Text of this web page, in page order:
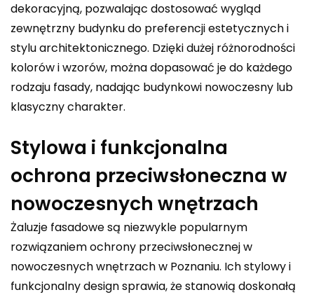
dekoracyjną, pozwalając dostosować wygląd
zewnętrzny budynku do preferencji estetycznych i
stylu architektonicznego. Dzięki dużej różnorodności
kolorów i wzorów, można dopasować je do każdego
rodzaju fasady, nadając budynkowi nowoczesny lub
klasyczny charakter.
Stylowa i funkcjonalna
ochrona przeciwsłoneczna w
nowoczesnych wnętrzach
Żaluzje fasadowe są niezwykle popularnym
rozwiązaniem ochrony przeciwsłonecznej w
nowoczesnych wnętrzach w Poznaniu. Ich stylowy i
funkcjonalny design sprawia, że stanowią doskonałą